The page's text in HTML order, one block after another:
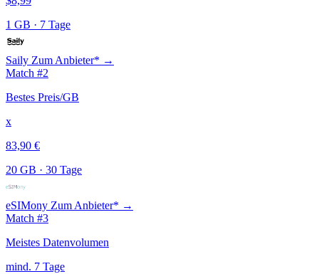
1 GB · 7 Tage
Saily Zum Anbieter* →
Match #2
Bestes Preis/GB
x
83,90 €
20 GB · 30 Tage
eSIMony Zum Anbieter* →
Match #3
Meistes Datenvolumen
mind. 7 Tage